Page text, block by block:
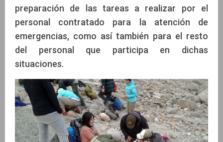
preparación de las tareas a realizar por el
personal contratado para la atención de
emergencias, como así también para el resto
del personal que participa en dichas
situaciones.